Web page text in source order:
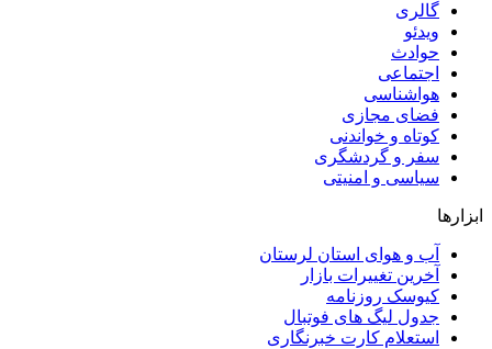
گالری
ویدئو
حوادث
اجتماعی
هواشناسی
فضای مجازی
کوتاه و خواندنی
سفر و گردشگری
سیاسی و امنیتی
ابزارها
آب و هوای استان لرستان
آخرین تغییرات بازار
کیوسک روزنامه
جدول لیگ های فوتبال
استعلام کارت خبرنگاری